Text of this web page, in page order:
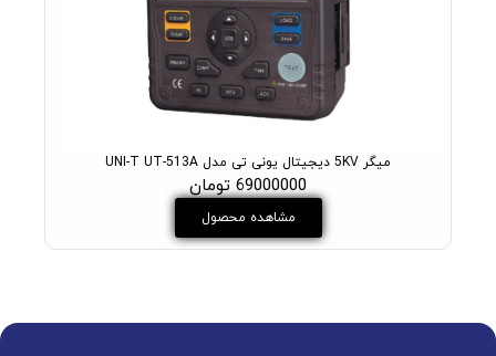
میگر 5KV دیجیتال یونی تی مدل UNI-T UT-513A
69000000 تومان
مشاهده محصول